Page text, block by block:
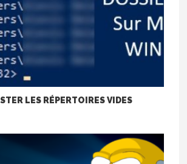
LES RÉPERTOIRES VIDES